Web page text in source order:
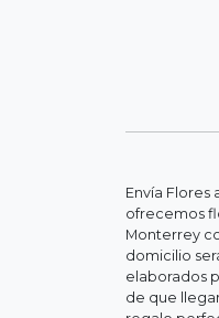
Envía
ofrecemos
Monterrey
domicilio
elaborados
de que